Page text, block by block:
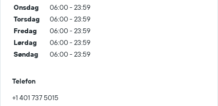
Onsdag
06:00 - 23:59
Torsdag
06:00 - 23:59
Fredag
06:00 - 23:59
Lørdag
06:00 - 23:59
Søndag
06:00 - 23:59
Telefon
+1 401 737 5015